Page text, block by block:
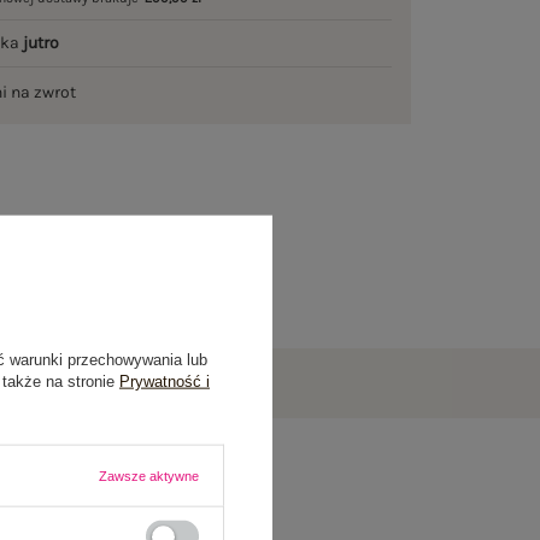
jutro
na zwrot
warunki przechowywania lub
na stronie Prywatność i
Zawsze aktywne